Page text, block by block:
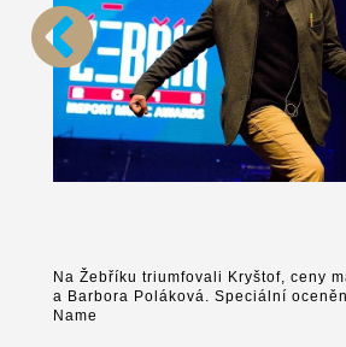
Na Žebříku triumfovali Kryštof, ceny
a Barbora Poláková. Speciální
Name